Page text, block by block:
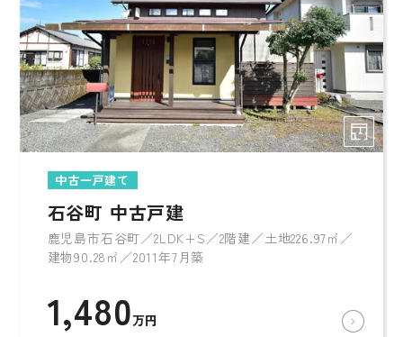
中古一戸建て
石谷町 中古戸建
鹿児島市石谷町／2LDK+S／2階建／土地226.97㎡／
建物90.28㎡／2011年7月築
1,480万円